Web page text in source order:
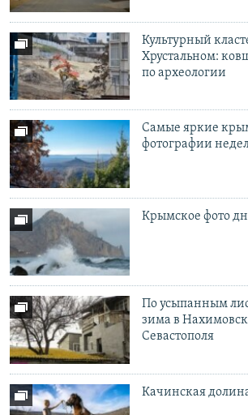
Культурный
Хрустальном:
по археологии
Самые яркие
фотографии
Крымское фото
По усыпанным
зима в
Севастополя
Качинская